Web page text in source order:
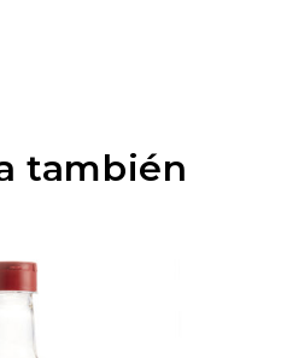
también